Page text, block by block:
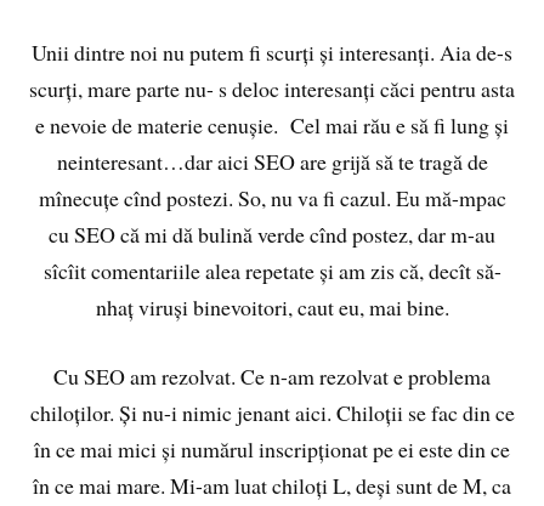
Unii dintre noi nu putem fi scurți și interesanți. Aia de-s
scurți, mare parte nu- s deloc interesanți căci pentru asta
e nevoie de materie cenușie. Cel mai rău e să fi lung și
neinteresant…dar aici SEO are grijă să te tragă de
mînecuțe cînd postezi. So, nu va fi cazul. Eu mă-mpac
cu SEO că mi dă bulină verde cînd postez, dar m-au
sîcîit comentariile alea repetate și am zis că, decît să-
nhaț viruși binevoitori, caut eu, mai bine.
Cu SEO am rezolvat. Ce n-am rezolvat e problema
chiloților. Și nu-i nimic jenant aici. Chiloții se fac din ce
în ce mai mici și numărul inscripționat pe ei este din ce
în ce mai mare. Mi-am luat chiloți L, deși sunt de M, ca